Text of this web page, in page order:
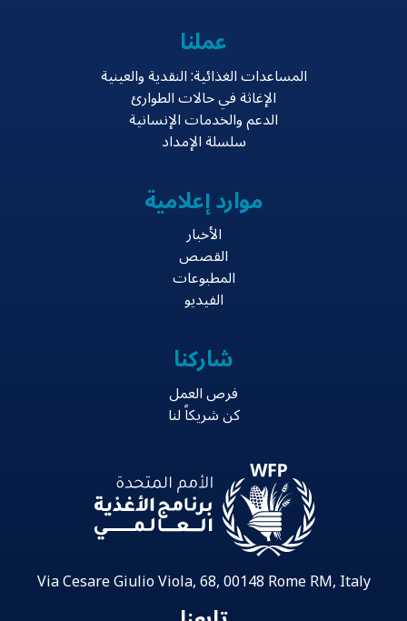
عملنا
المساعدات الغذائية: النقدية والعينية
الإغاثة في حالات الطوارئ
الدعم والخدمات الإنسانية
سلسلة الإمداد
موارد إعلامية
الأخبار
القصص
المطبوعات
الفيديو
شاركنا
فرص العمل
كن شريكاً لنا
Via Cesare Giulio Viola, 68, 00148 Rome RM, Italy